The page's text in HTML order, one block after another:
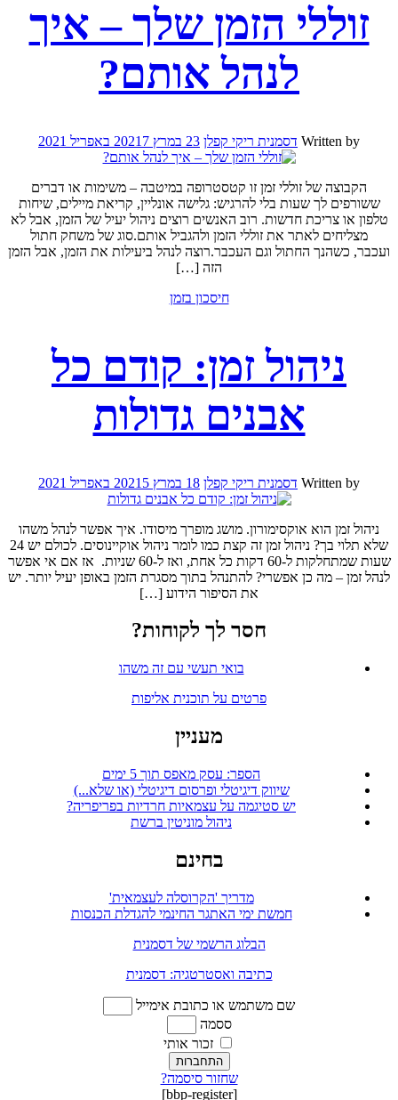
זוללי הזמן שלך – איך
לנהל אותם?
Written by דסמנית ריקי קפלן 23 במרץ 2021 7 באפריל 2021
הקבוצה של זוללי זמן זו קטסטרופה במיטבה – משימות או דברים
ששורפים לך שעות בלי להרגיש: גלישה אונליין, קריאת מיילים, שיחות
טלפון או צריכת חדשות. רוב האנשים רוצים ניהול יעיל של הזמן, אבל לא
מצליחים לאתר את זוללי הזמן ולהגביל אותם.סוג של משחק חתול
ועכבר, כשהנך החתול וגם העכבר.רוצה לנהל ביעילות את הזמן, אבל הזמן
הזה […]
חיסכון בזמן
ניהול זמן: קודם כל
אבנים גדולות
Written by דסמנית ריקי קפלן 18 במרץ 2021 5 באפריל 2021
ניהול זמן הוא אוקסימורון. מושג מופרך מיסודו. איך אפשר לנהל משהו
שלא תלוי בך? ניהול זמן זה קצת כמו לומר ניהול אוקיינוסים. לכולם יש 24
שעות שמתחלקות ל-60 דקות כל אחת, ואז ל-60 שניות. אז אם אי אפשר
לנהל זמן – מה כן אפשרי? להתנהל בתוך מסגרת הזמן באופן יעיל יותר. יש
את הסיפור הידוע […]
חסר לך לקוחות?
בואי תעשי עם זה משהו
פרטים על תוכנית אליפות
מעניין
הספר: עסק מאפס תוך 5 ימים
שיווק דיגיטלי ופרסום דיגיטלי (או שלא...)
יש סטיגמה על עצמאיות חרדיות בפריפריה?
ניהול מוניטין ברשת
בחינם
מדריך 'הקרוסלה לעצמאית'
חמשת ימי האתגר החינמי להגדלת הכנסות
הבלוג הרשמי של דסמנית
כתיבה ואסטרטגיה: דסמנית
שם משתמש או כתובת אימייל
ססמה
זכור אותי
התחברות
שחזור סיסמה?
[bbp-register]